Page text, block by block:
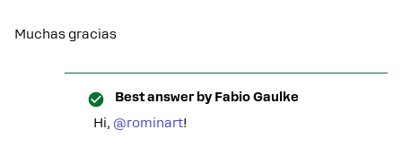
Muchas gracias
Best answer by Fabio Gaulke
Hi, ​ @rominart!